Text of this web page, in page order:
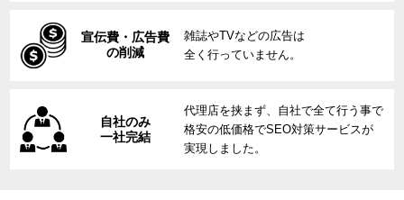
宣伝費・広告費
の削減
雑誌やTVなどの広告は
全く行っていません。
自社のみ
一社完結
代理店を挟まず、自社で全て行う事で
格安の低価格でSEO対策サービスが
実現しました。